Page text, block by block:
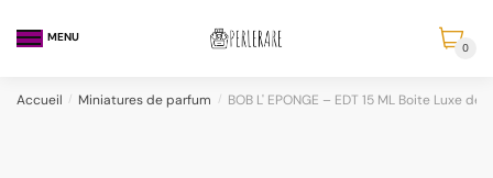
MENU
0
Accueil / Miniatures de parfum / BOB L' EPONGE – EDT 15 ML Boite Luxe de